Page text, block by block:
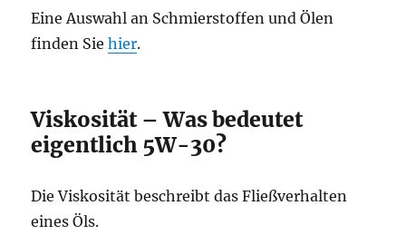
Eine Auswahl an Schmierstoffen und Ölen
finden Siehier.
Viskosität – Was bedeutet
eigentlich 5W-30?
Die Viskosität beschreibt das Fließverhalten
eines Öls.